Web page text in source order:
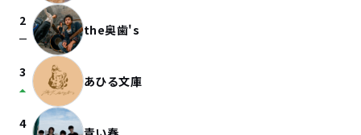
2
check_indeterminate_small the奥歯's
3
arrow_drop_up あひる文庫
4